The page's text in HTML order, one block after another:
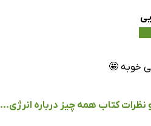
خوبه 🤩
نظرات کتاب همه چیز درباره انرژی...